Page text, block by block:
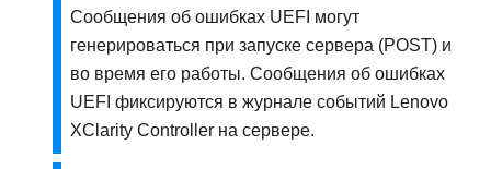
Сообщения об ошибках UEFI могут
генерироваться при запуске сервера (POST) и
во время его работы. Сообщения об ошибках
UEFI фиксируются в журнале событий Lenovo
XClarity Controller на сервере.